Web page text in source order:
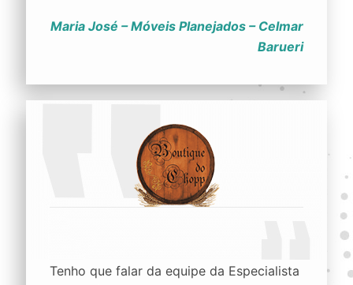
Maria José – Móveis Planejados – Celmar
Barueri
Tenho que falar da equipe da Especialista